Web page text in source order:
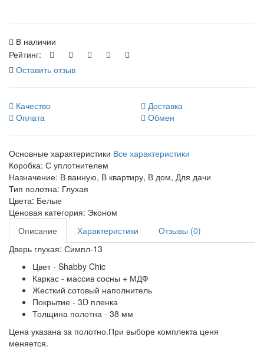
В наличии
Рейтинг:
Оставить отзыв
Качество
Доставка
Оплата
Обмен
Основные характеристики Все характеристики
Коробка: С уплотнителем
Назначение: В ванную, В квартиру, В дом, Для дачи
Тип полотна: Глухая
Цвета: Белые
Ценовая категория: Эконом
Описание
Характеристики
Отзывы (0)
Дверь глухая: Симпл-13
Цвет - Shabby Chic
Каркас - массив сосны + МДФ
Жесткий сотовый наполнитель
Покрытие - 3D пленка
Толщина полотна - 38 мм
Цена указана за полотно.При выборе комплекта ценя
меняется.